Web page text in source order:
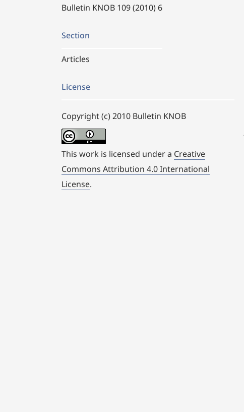
Bulletin KNOB 109 (2010) 6
Section
Articles
License
Copyright (c) 2010 Bulletin KNOB
This work is licensed under a Creative
Commons Attribution 4.0 International
License.